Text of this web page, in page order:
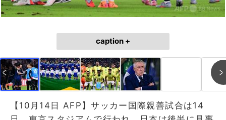
caption +
【10月14日 AFP】サッカー国際親善試合は14